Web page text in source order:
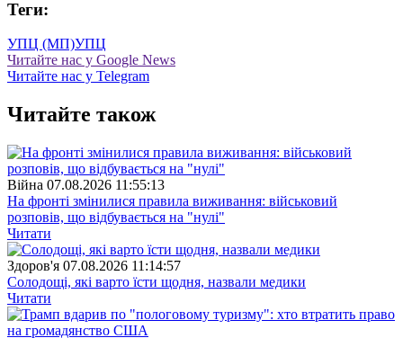
Теги:
УПЦ (МП)УПЦ
Читайте нас у Google News
Читайте нас у Telegram
Читайте також
Війна 07.08.2026 11:55:13
На фронті змінилися правила виживання: військовий
розповів, що відбувається на "нулі"
Читати
Здоров'я 07.08.2026 11:14:57
Солодощі, які варто їсти щодня, назвали медики
Читати